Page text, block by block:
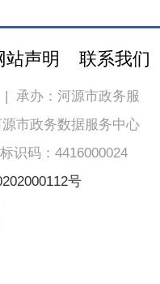
站声明 联系我们
| 承办：河源市政务服
市政务数据服务中心
识码：4416000024
号